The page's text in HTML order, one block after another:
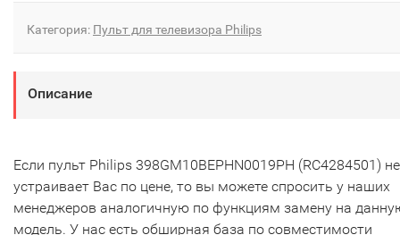
Категория: Пульт для телевизора Philips
Описание
Если пульт Philips 398GM10BEPHN0019PH (RC4284501) не
устраивает Вас по цене, то вы можете спросить у наших
менеджеров аналогичную по функциям замену на
модель. У нас есть обширная база по совместимости